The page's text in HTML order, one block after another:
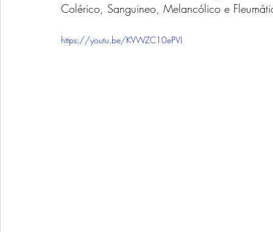
Colérico, Sanguineo, Melancólico e
https://youtu.be/KVWZC10ePVI